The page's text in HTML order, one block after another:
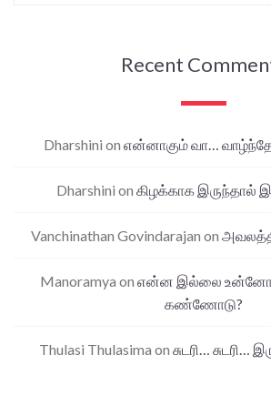
Recent
Dharshini on என்னாகும் வா… வாழ்ந்தே
Dharshini on கிழக்காக இருந்தால்
Vanchinathan Govindarajan on
Manoramya on என்ன இல்லை
கண்ணோடு?
Thulasi Thulasima on சுடரி… சுடரி…